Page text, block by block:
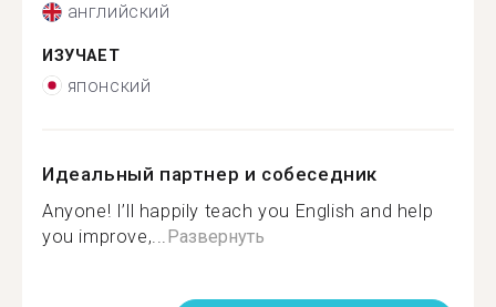
английский
ИЗУЧАЕТ
японский
Идеальный партнер и собеседник
Anyone! I’ll happily teach you English and help
you improve,... Развернуть